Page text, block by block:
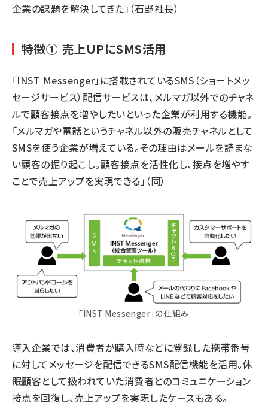
企業の課題を解決してきた」（石野社長）
特徴① 売上UPにSMS活用
「INST Messenger」に搭載されているSMS（ショートメッ
セージサービス）配信サービスは、メルマガ以外でのチャネ
ルで顧客接点を増やしたいといった企業が利用する機能。
「メルマガや電話というチャネル以外の販売チャネルとして
SMSを使う企業が増えている。その理由はメールを読まな
い顧客の掘り起こし。顧客接点を活性化し、接点を増やす
ことで売上アップを実現できる」（同）
「INST Messenger」の仕組み
導入企業では、消費者が購入時などに登録した携帯番号
に対してメッセージを配信できるSMS配信機能を活用。休
眠顧客として扱われていた消費者とのコミュニケーション
接点を回復し、売上アップを実現したケースもある。